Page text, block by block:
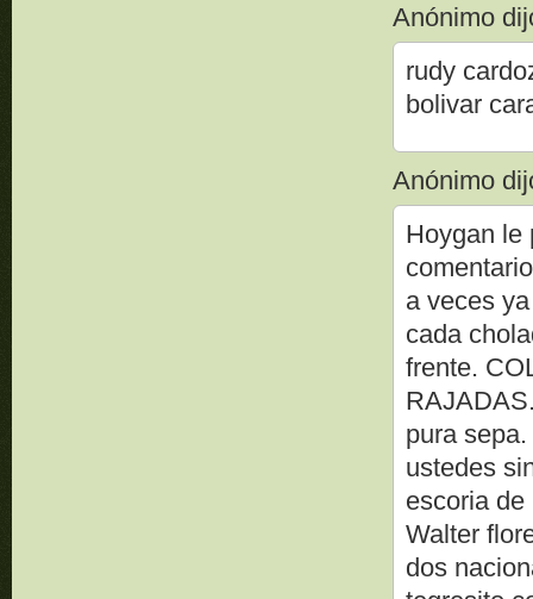
Anónimo
rudy
bolivar
Anónimo
Hoygan le
a veces
cada
frente.
pura
ustedes
escoria
Walter
dos